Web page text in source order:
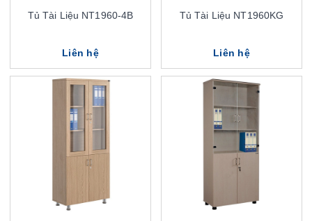
Tủ Tài Liệu NT1960-4B
Liên hệ
Tủ Tài Liệu NT1960KG
Liên hệ